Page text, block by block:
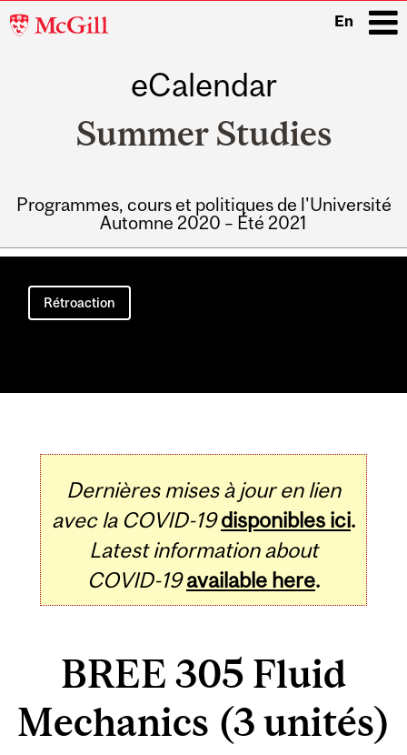
McGill
En
eCalendar
Summer Studies
Programmes, cours et politiques de l'Université
Automne 2020 – Été 2021
Main
navigation
Rétroaction
Dernières mises à jour en lien
avec la COVID-19 disponibles ici.
Latest information about
COVID-19 available here.
BREE 305 Fluid
Mechanics (3 unités)